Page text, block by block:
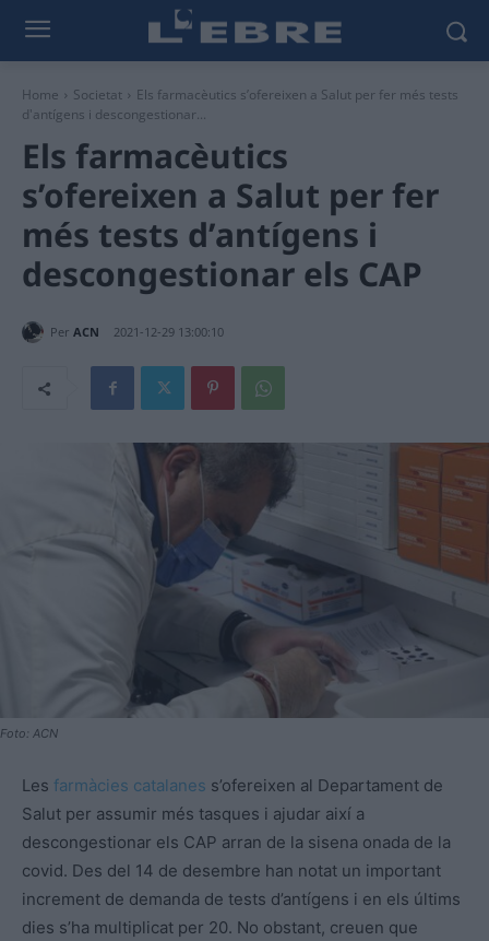
Home Societat
Els farmacèutics s’ofereixen a Salut per fer més tests
d'antígens i descongestionar...
Els farmacèutics
s’ofereixen a Salut per fer
més tests d’antígens i
descongestionar els CAP
Per ACN 2021-12-29 13:00:10
Foto: ACN
Les farmàcies catalanes s’ofereixen al Departament de
Salut per assumir més tasques i ajudar així a
descongestionar els CAP arran de la sisena onada de la
covid. Des del 14 de desembre han notat un important
increment de demanda de tests d’antígens i en els últims
dies s’ha multiplicat per 20. No obstant, creuen que